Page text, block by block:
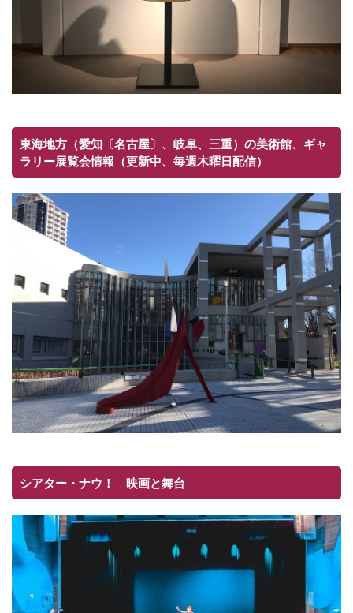
東海地方（愛知〔名古屋〕、岐阜、三重）の美術館、ギャ
ラリー展覧会情報（更新中、毎週木曜日配信）
シアター・ナウ！ 映画と舞台